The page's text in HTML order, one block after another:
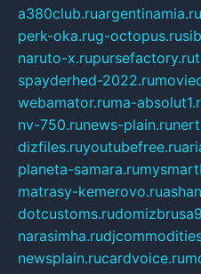
a380club.ruargentinamia.ru
perk-oka.rug-octopus.ru
naruto-x.rupursefactory.ru
spayderhed-2022.ru
webamator.ruma-
nv-750.runews-plain.ru
dizfiles.ruyoutubefree.ru
planeta-samara.ru
matrasy-kemerovo.ru
dotcustoms.ru
narasimha.ru
newsplain.rucardvoice.ru